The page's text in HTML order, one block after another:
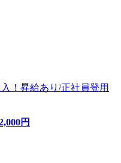
！昇給あり/正社員登用
円